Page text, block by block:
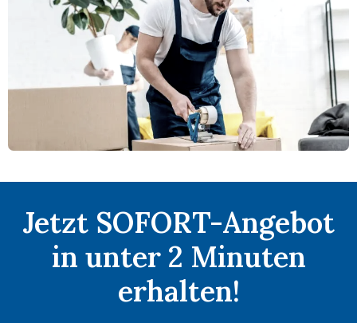
Jetzt SOFORT-Angebot
in unter 2 Minuten
erhalten!